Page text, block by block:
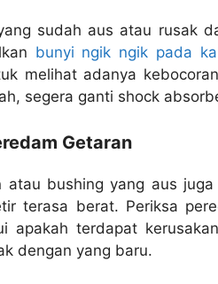
sudah aus atau rusak
bunyi ngik ngik pada
melihat adanya
segera ganti shock
Getaran
atau bushing yang aus
terasa berat. Periksa
apakah terdapat
dengan yang baru.